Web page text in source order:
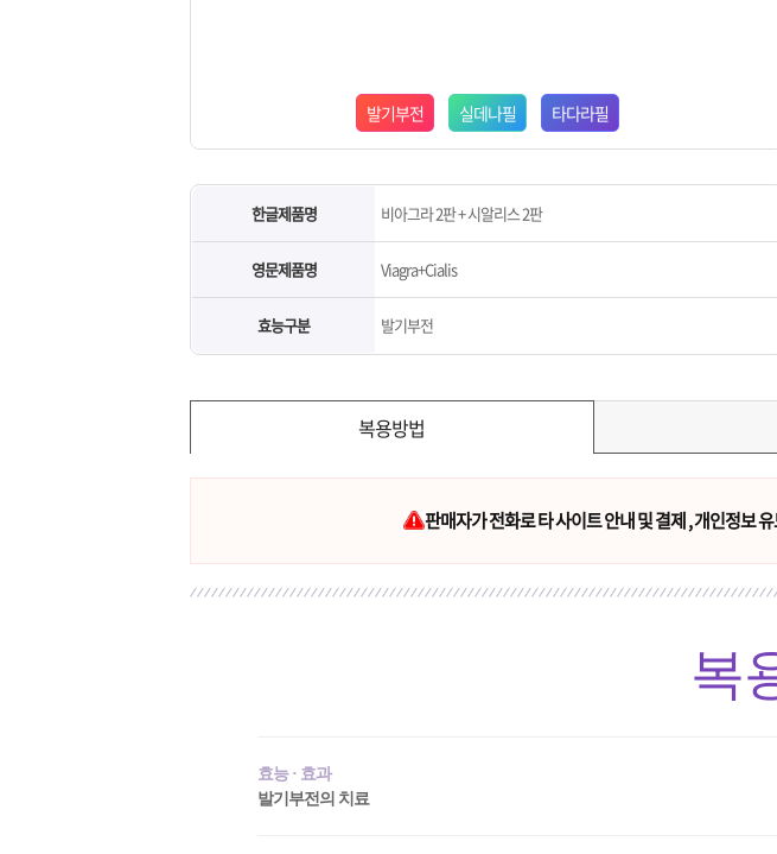
발기부전 실데나필 타다라필
한글제품명 비아그라 2판 + 시알리스 2판
영문제품명 Viagra+Cialis
효능구분 발기부전
복용방법
판매자가 전화로 타 사이트 안내 및 결제 , 개인정보
복
효능 · 효과
발기부전의 치료